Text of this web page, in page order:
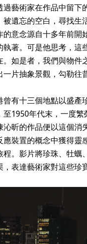
過藝術家在作品中留
被遺忘的空白，尋找生
的意念源自十多年前開
執著。可是他思考，這
。如是者，我們與物件
一片抽象景觀，勾勒往
曾有十三個地點以盛產
至1950年代末，一度
沁昕的作品便以這個消
應裝置的概念中獲得靈
程。影片將珍珠、牡蠣
，表達藝術家對這些珍